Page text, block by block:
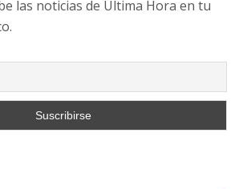
las noticias de Última Hora en tu